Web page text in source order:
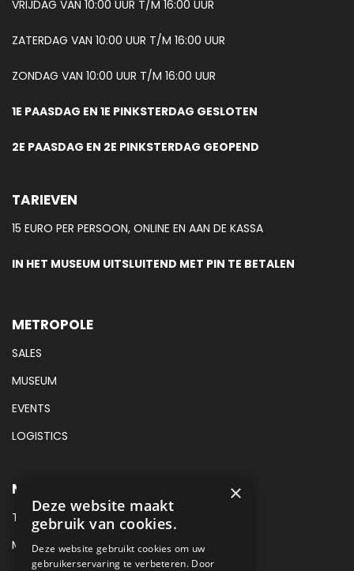
VRIJDAG VAN 10:00 UUR T/M 16:00 UUR
ZATERDAG VAN 10:00 UUR T/M 16:00 UUR
ZONDAG VAN 10:00 UUR T/M 16:00 UUR
1E PAASDAG EN 1E PINKSTERDAG GESLOTEN
2E PAASDAG EN 2E PINKSTERDAG GEOPEND
TARIEVEN
15 EURO PER PERSOON, ONLINE EN AAN DE KASSA
IN HET MUSEUM UITSLUITEND MET PIN TE BETALEN
METROPOLE
SALES
MUSEUM
EVENTS
LOGISTICS
METROPOLE MUSEUM CONTACT
TEL:+31 (0) 88 425 94 00
MAIL:MUSEUM@METROPOLE.NL
×
Deze website maakt
gebruik van cookies.
Deze website gebruikt cookies om uw
gebruikerservaring te verbeteren. Door